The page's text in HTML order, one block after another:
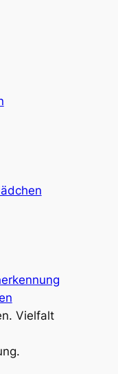
Vielfalt